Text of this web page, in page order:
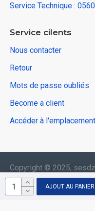
AJOUT AU PANIER
Service Technique :
Service cilents
Nous contacter
Retour
Mots de passe oubliés
Become a client
Accéder à
Copyright © 2025,